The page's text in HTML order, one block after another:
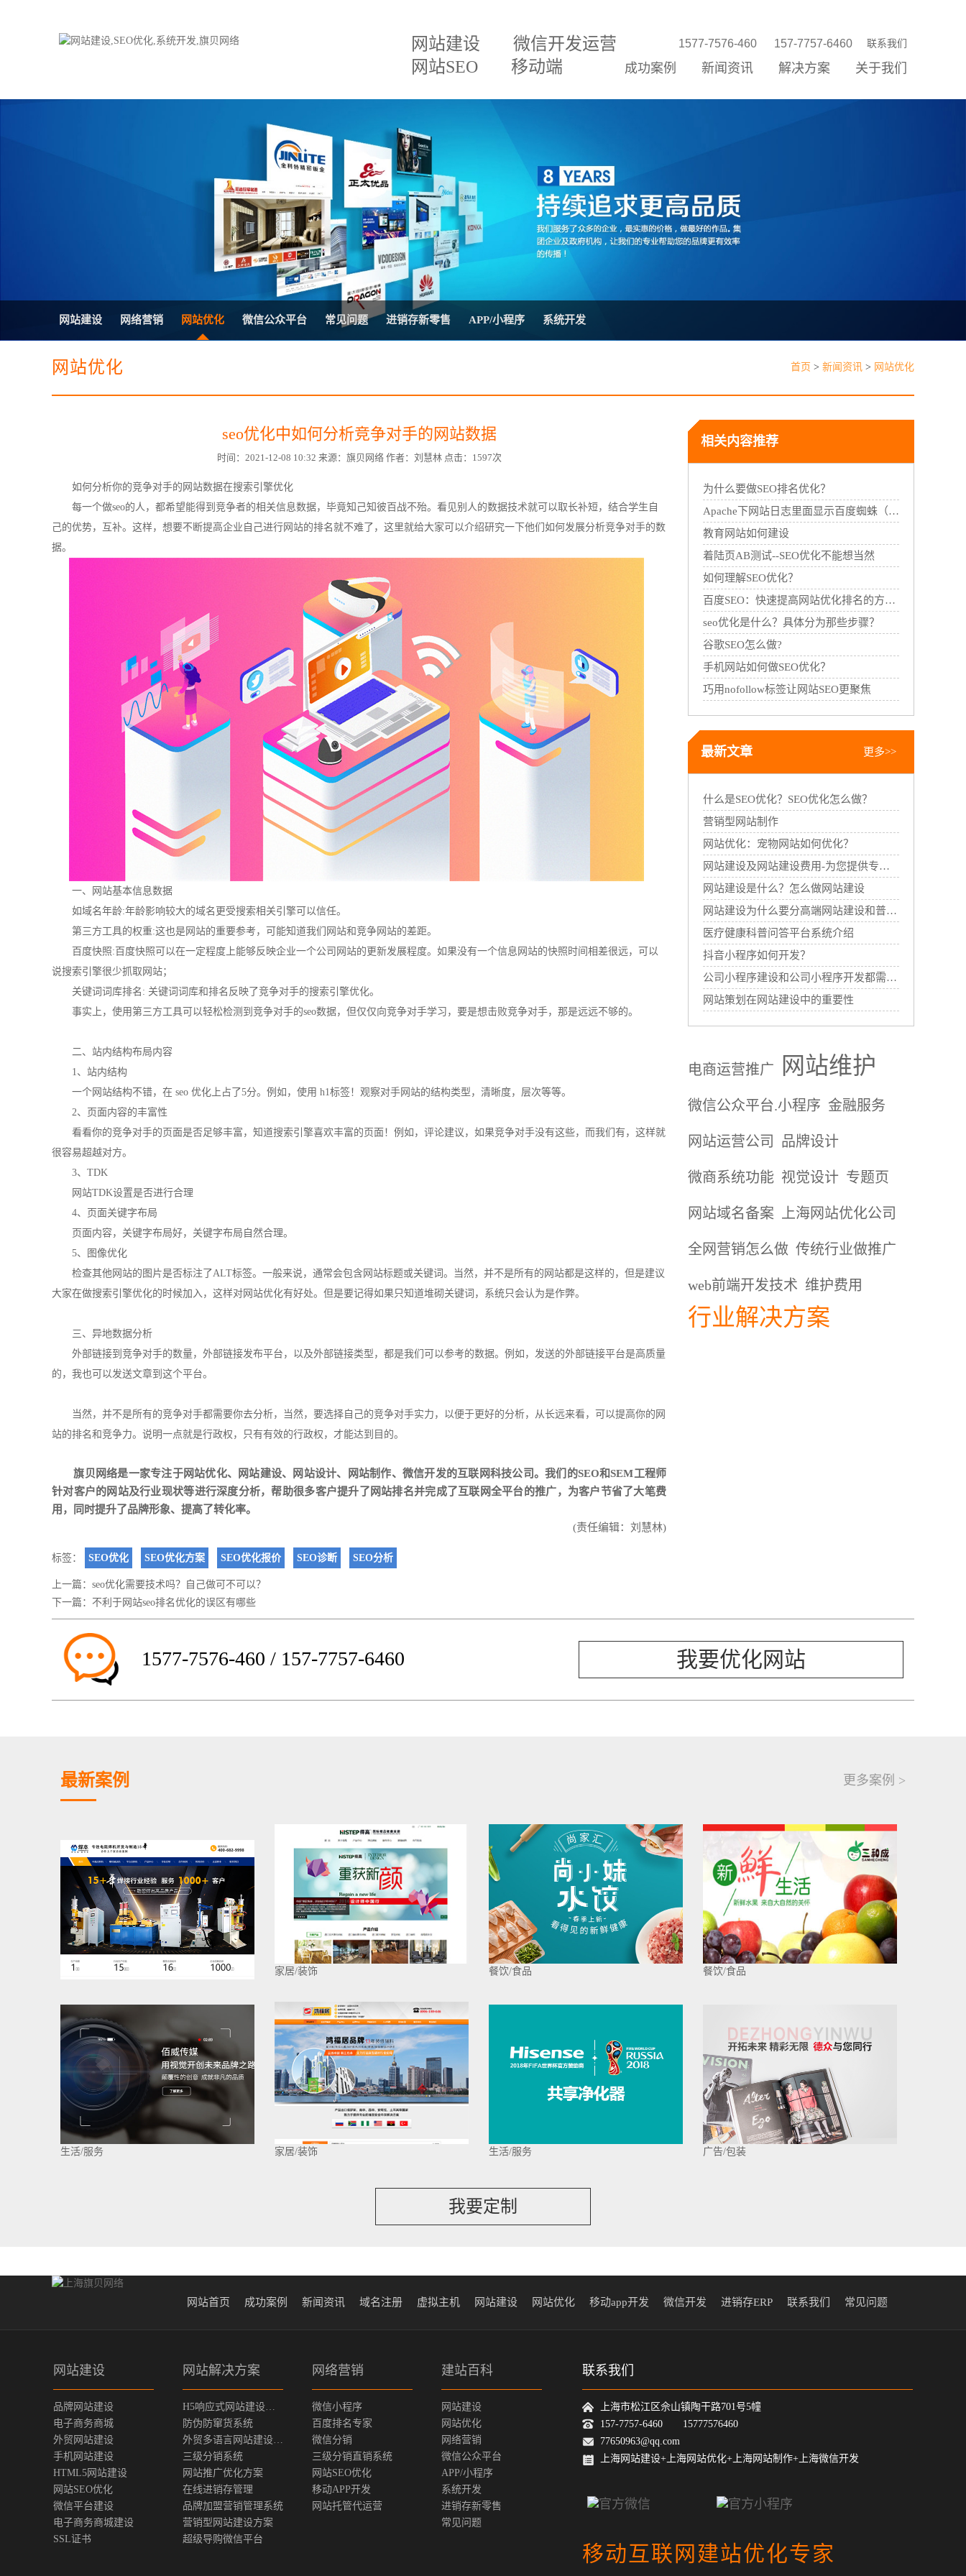
网站建设
微信开发运营
网站SEO
移动端
1577-7576-460 157-7757-6460 联系我们
成功案例 新闻资讯 解决方案 关于我们
微信平台建设
电子商务商城建设
H5响应式网站建设方案
防伪防窜货系统
外贸多语言网站建设方案
三级分销系统
网站推广优化方案
在线进销存管理
品牌加盟营销管理系统
营销型网站建设方案
微信小程序
百度排名专家
微信分销
三级分销直销系统
网站SEO优化
移动APP开发
网站托管代运营
关于我们
企业文化
招贤纳士
联系我们
公司公告
网站优化
网络营销
微信公众平台
进销存新零售
赋能线下门店，线上线下一体经营
网站建设 网络营销 网站优化 微信公众平台 常见问题 进销存新零售 APP/小程序 系统开发
网站优化 首页 > 新闻资讯 > 网站优化
seo优化中如何分析竞争对手的网站数据
时间：2021-12-08 10:32 来源：旗贝网络 作者：刘慧林 点击：1597次
如何分析你的竞争对手的网站数据在搜索引擎优化
每一个做seo的人，都希望能得到竞争者的相关信息数据，毕竟知己知彼百战不殆。看见别人的数据技术就可以取长补短，结合学生自
己的优势，互补。这样，想要不断提高企业自己进行网站的排名就不难了，这里就给大家可以介绍研究一下他们如何发展分析竞争对手的数
据。
一、网站基本信息数据
如域名年龄:年龄影响较大的域名更受搜索相关引擎可以信任。
第三方工具的权重:这也是网站的重要参考，可能知道我们网站和竞争网站的差距。
百度快照:百度快照可以在一定程度上能够反映企业一个公司网站的更新发展程度。如果没有一个信息网站的快照时间相差很远，可以
说搜索引擎很少抓取网站；
关键词词库排名: 关键词词库和排名反映了竞争对手的搜索引擎优化。
事实上，使用第三方工具可以轻松检测到竞争对手的seo数据，但仅仅向竞争对手学习，要是想击败竞争对手，那是远远不够的。
二、站内结构布局内容
1、站内结构
一个网站结构不错，在 seo 优化上占了5分。例如，使用 h1标签！观察对手网站的结构类型，清晰度，层次等等。
2、页面内容的丰富性
看看你的竞争对手的页面是否足够丰富，知道搜索引擎喜欢丰富的页面！例如，评论建议，如果竞争对手没有这些，而我们有，这样就
很容易超越对方。
3、TDK
网站TDK设置是否进行合理
4、页面关键字布局
页面内容，关键字布局好，关键字布局自然合理。
5、图像优化
检查其他网站的图片是否标注了ALT标签。一般来说，通常会包含网站标题或关键词。当然，并不是所有的网站都是这样的，但是建议
大家在做搜索引擎优化的时候加入，这样对网站优化有好处。但是要记得如果只知道堆砌关键词，系统只会认为是作弊。
三、异地数据分析
外部链接到竞争对手的数量，外部链接发布平台，以及外部链接类型，都是我们可以参考的数据。例如，发送的外部链接平台是高质量
的，我也可以发送文章到这个平台。
当然，并不是所有的竞争对手都需要你去分析，当然，要选择自己的竞争对手实力，以便于更好的分析，从长远来看，可以提高你的网
站的排名和竞争力。说明一点就是行政权，只有有效的行政权，才能达到目的。
旗贝网络是一家专注于网站优化、 网站建设、 网站设计、 网站制作、 微信开发的互联网科技公司。我们的SEO和SEM工程师
针对客户的网站及行业现状等进行深度分析，帮助很多客户提升了网站排名并完成了互联网全平台的推广，为客户节省了大笔费
用，同时提升了品牌形象、提高了转化率。
(责任编辑：刘慧林)
标签： SEO优化 SEO优化方案 SEO优化报价 SEO诊断 SEO分析
上一篇： seo优化需要技术吗？自己做可不可以？
下一篇： 不利于网站seo排名优化的误区有哪些
相关内容推荐
为什么要做SEO排名优化？
Apache下网站日志里面显示百度蜘蛛（Baiduspider）等的方法
教育网站如何建设
着陆页AB测试--SEO优化不能想当然
如何理解SEO优化？
百度SEO：快速提高网站优化排名的方法！
seo优化是什么？具体分为那些步骤？
谷歌SEO怎么做?
手机网站如何做SEO优化？
巧用nofollow标签让网站SEO更聚焦
最新文章 更多>>
什么是SEO优化？SEO优化怎么做？
营销型网站制作
网站优化：宠物网站如何优化？
网站建设及网站建设费用-为您提供专业的网站建设服务
网站建设是什么？怎么做网站建设
网站建设为什么要分高端网站建设和普通网站建设
医疗健康科普问答平台系统介绍
抖音小程序如何开发？
公司小程序建设和公司小程序开发都需要哪些过程？
网站策划在网站建设中的重要性
电商运营推广 网站维护
微信公众平台.小程序 金融服务
网站运营公司 品牌设计
微商系统功能 视觉设计 专题页
网站域名备案 上海网站优化公司
全网营销怎么做 传统行业做推广
web前端开发技术 维护费用
行业解决方案
1577-7576-460 / 157-7757-6460 我要优化网站
最新案例 更多案例 >
家居/装饰 餐饮/食品 餐饮/食品
生活/服务 家居/装饰 生活/服务 广告/包装
我要定制
网站首页 成功案例 新闻资讯 域名注册 虚拟主机 网站建设 网站优化 移动app开发 微信开发 进销存ERP 联系我们 常见问题
网站建设
品牌网站建设
电子商务商城
外贸网站建设
手机网站建设
HTML5网站建设
网站SEO优化
微信平台建设
电子商务商城建设
SSL证书
网站解决方案
防伪防窜货系统
三级分销系统
网站推广优化方案
在线进销存管理
品牌加盟营销管理系统
营销型网站建设方案
超级导购微信平台
网络营销
微信小程序
百度排名专家
微信分销
三级分销直销系统
网站SEO优化
移动APP开发
网站托管代运营
建站百科
网站建设
网站优化
网络营销
微信公众平台
APP/小程序
系统开发
进销存新零售
常见问题
联系我们
上海市松江区佘山镇陶干路701号5幢
157-7757-6460 15777576460
77650963@qq.com
上海网站建设+上海网站优化+上海网站制作+上海微信开发
移动互联网建站优化专家